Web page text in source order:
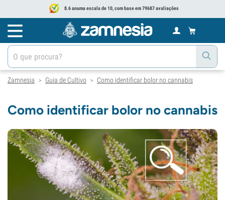
8.6 anuma escala de 10, com base em 79687 avaliações
Zamnesia > Guia de Cultivo > Como identificar bolor no cannabis
Como identificar bolor no cannabis